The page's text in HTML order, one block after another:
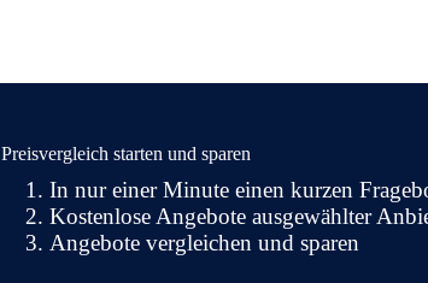
Preisvergleich starten und sparen
In nur einer Minute einen kurzen
Kostenlose Angebote ausgewählter
Angebote vergleichen und sparen